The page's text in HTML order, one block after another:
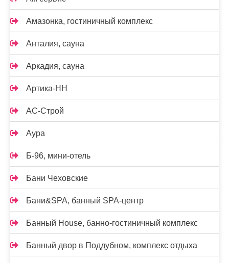
Амазонка, гостиничный комплекс
Анталия, сауна
Аркадия, сауна
Артика-НН
АС-Строй
Аура
Б-96, мини-отель
Бани Чеховские
Бани&SPA, банный SPA-центр
Банный House, банно-гостиничный комплекс
Банный двор в Поддубном, комплекс отдыха